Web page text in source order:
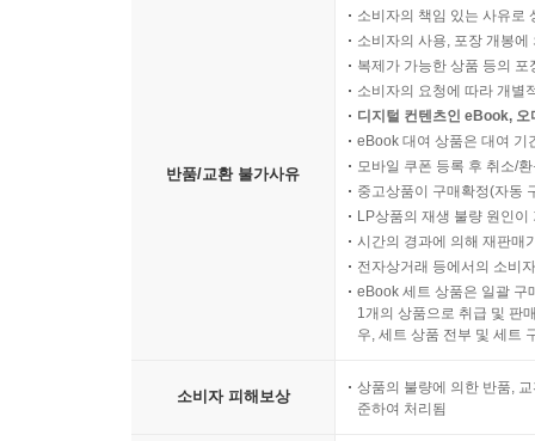
기대하는 말과 너무 다르다. 그래서 그들은 나를
모든 것을 지혜의 기준으로 잰다고 한다.” ― 「조
이 글은 당시 조선 지식인들이 비좁은 소견에 빠
서양의 발전상과 문화를 직시하자는 것이 박제
지식인의 고루한 편견과 반대에 맞서는 박제가
농업 생산력 확대와 조선 사회 개혁의 방안 ― 「
박제가는 낡은 풍속만 보고 새로운 변화를 보지
일본을 무조건 배격하는 그릇된 아집에서부터
반품/교환 불가사유
소비자의 책임 있는 사유로
소비자의 사용, 포장 개봉
복제가 가능한 상품 등의
소비자의 요청에 따라 개별
디지털 컨텐츠인 eBook,
eBook 대여 상품은 대여 기
모바일 쿠폰 등록 후 취소/
중고상품이 구매확정(자동
LP상품의 재생 불량 원인
시간의 경과에 의해 재판매
전자상거래 등에서의 소비
eBook 세트 상품은 일괄 구
1개의 상품으로 취급 및 판
우, 세트 상품 전부 및 세트
소비자 피해보상
상품의 불량에 의한 반품,
준하여 처리됨